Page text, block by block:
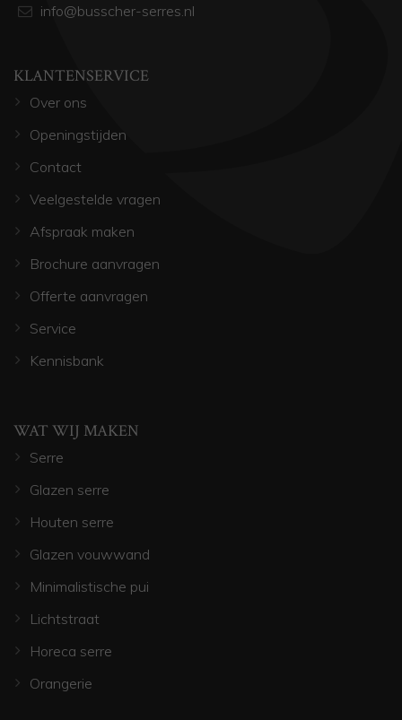
info@busscher-serres.nl
KLANTENSERVICE
Over ons
Openingstijden
Contact
Veelgestelde vragen
Afspraak maken
Brochure aanvragen
Offerte aanvragen
Service
Kennisbank
WAT WIJ MAKEN
Serre
Glazen serre
Houten serre
Glazen vouwwand
Minimalistische pui
Lichtstraat
Horeca serre
Orangerie